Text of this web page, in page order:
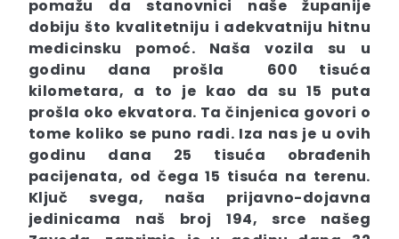
pomažu da stanovnici naše županije
dobiju što kvalitetniju i adekvatniju hitnu
medicinsku pomoć. Naša vozila su u
godinu dana prošla
600 tisuća
kilometara, a to je kao da su 15 puta
prošla oko ekvatora. Ta činjenica govori o
tome koliko se puno radi. Iza nas je u ovih
godinu dana 25 tisuća obrađenih
pacijenata, od čega 15 tisuća na terenu.
Ključ svega, naša prijavno-dojavna
jedinicama naš broj 194, srce našeg